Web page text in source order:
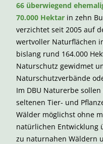
66 überwiegend
70.000 Hektar in zehn
verzichtet seit 2005 auf
wertvoller Naturflächen
bislang rund 164.000
Naturschutz gewidmet
Naturschutzverbände
Im DBU Naturerbe
seltenen Tier- und
Wälder möglichst ohne
natürlichen Entwicklung
zu naturnahen Wäldern